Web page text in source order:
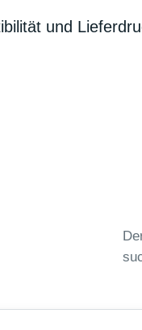
und